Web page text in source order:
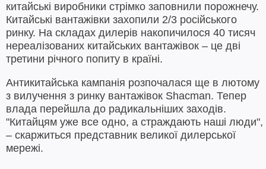
китайські виробники стрімко заповнили порожнечу.
Китайські вантажівки захопили 2/3 російського
ринку. На складах дилерів накопичилося 40 тисяч
нереалізованих китайських вантажівок – це дві
третини річного попиту в країні.
Антикитайська кампанія розпочалася ще в лютому
з вилучення з ринку вантажівок Shacman. Тепер
влада перейшла до радикальніших заходів.
"Китайцям уже все одно, а страждають наші люди",
– скаржиться представник великої дилерської
мережі.